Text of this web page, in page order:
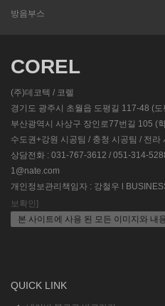
방음부스
COREL
(주)데코텍 / 코렐
경기도 광주시 초월읍 도평길 117-48 (
부산광역시 사상구 장인로77번길 105 (
수도권+강원 시공팀 / 충청 시공팀 / 전라
상담전화 : 031-767-3612 / 051-314-
1@nate.com
개인정보관리책임자 : 강철우 l
보확인]
본 사이트에 사용 된 모든 이미지와 내
QUICK LINK